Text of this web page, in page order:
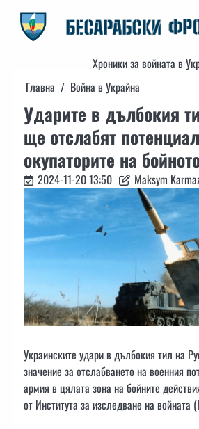
content
Хроники за войната в
Главна
Война в Украйна
Ударите в дълбокия
ще отслабят
окупаторите на
2024-11-20 13:50 Maksym
Украинските удари в дълбокия тил на
значение за отслабването на военния
армия в цялата зона на бойните
от Института за изследване на войната